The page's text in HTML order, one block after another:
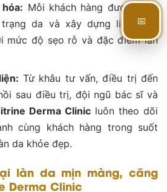
Mỗi khách hàng được phân
da và xây dựng liệu trình
mức độ sẹo rỗ và đặc điểm làn
Từ khâu tư vấn, điều trị đến
sau điều trị, đội ngũ bác sĩ và
Derma Clinicluôn theo dõi
cùng khách hàng trong suốt
da khỏe đẹp.
làn da mịn màng, căng
Derma Clinic
📅